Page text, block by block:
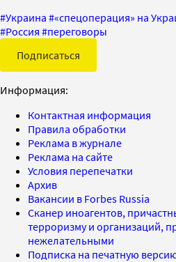
#Украина #«спецоперация» на
#Россия #переговоры
Подписаться
Информация:
Контактная информация
Правила обработки
Реклама в журнале
Реклама на сайте
Условия перепечатки
Архив
Вакансии в Forbes Russia
Сканер иноагентов,
терроризму и организаций,
нежелательными
Подписка на печатную